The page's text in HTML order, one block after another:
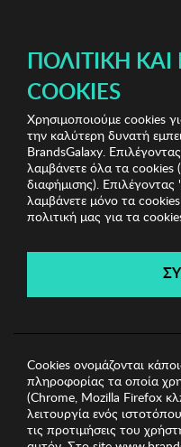
Stylish Clearance Vol.1
Φούστα Silvian Heach
Stylish
Λήγει σε: 01ημέρες | 11
ΠΟΛΙΤΙΚΉ
COOKIES
Χρησιμοποιούμε cookies
την καλύτερη δυνατή
BrandsGalaxy.
λαμβάνετε όλα τα cookies
διαφήμισης).
λαμβάνετε μόνο τα
πολιτική μας για τα
Cookies ονομάζονται
πληροφορίας τα οποία
(Chrome, Mozilla Firefox
λειτουργία ενός
τις προτιμήσεις του